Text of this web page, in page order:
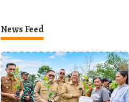
News Feed